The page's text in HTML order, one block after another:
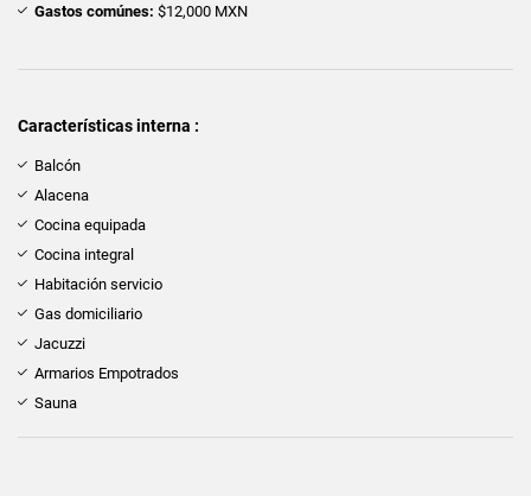
Gastos comúnes: $12,000 MXN
Características interna :
Balcón
Alacena
Cocina equipada
Cocina integral
Habitación servicio
Gas domiciliario
Jacuzzi
Armarios Empotrados
Sauna